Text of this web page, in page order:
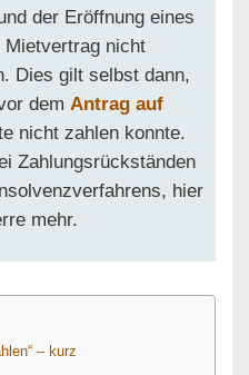
der Eröffnung eines
Mietvertrag nicht
Dies gilt selbst dann,
dem Antrag auf
nicht zahlen konnte.
Zahlungsrückständen
hier
mehr.
– kurz